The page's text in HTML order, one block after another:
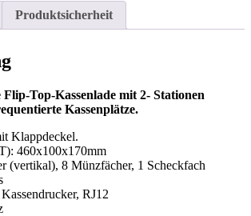
Produktsicherheit
Top-Kassenlade mit 2- Stationen
Kassenplätze.
Klappdeckel.
460x100x170mm
(vertikal), 8 Münzfächer, 1 Scheckfach
RJ12